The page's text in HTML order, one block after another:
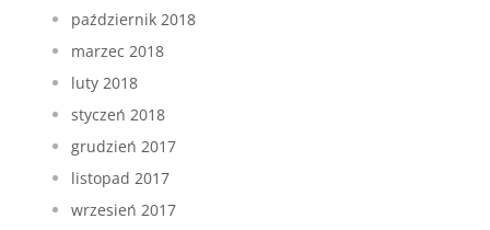
październik 2018
marzec 2018
luty 2018
styczeń 2018
grudzień 2017
listopad 2017
wrzesień 2017